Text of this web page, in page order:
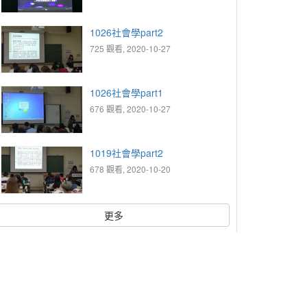
1026社會學part2
725 觀看, 2020-10-27
1026社會學part1
676 觀看, 2020-10-27
1019社會學part2
678 觀看, 2020-10-20
更多